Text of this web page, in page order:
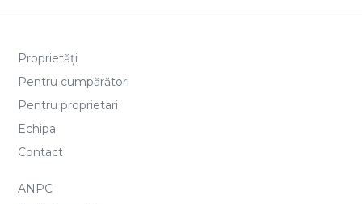
Proprietăți
Pentru cumpărători
Pentru proprietari
Echipa
Contact
ANPC